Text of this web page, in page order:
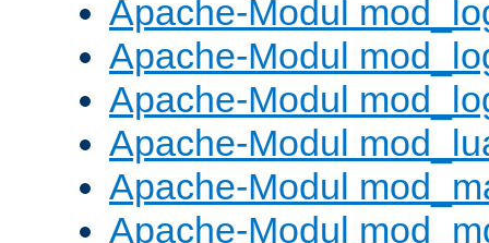
Apache-Modul
Apache-Modul
Apache-Modul
Apache-Modul
Apache-Modul
Apache-Modul